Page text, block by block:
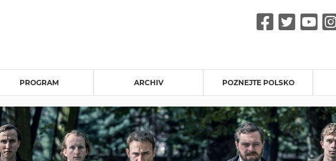
PROGRAM ARCHIV POZNEJTE POLSKO